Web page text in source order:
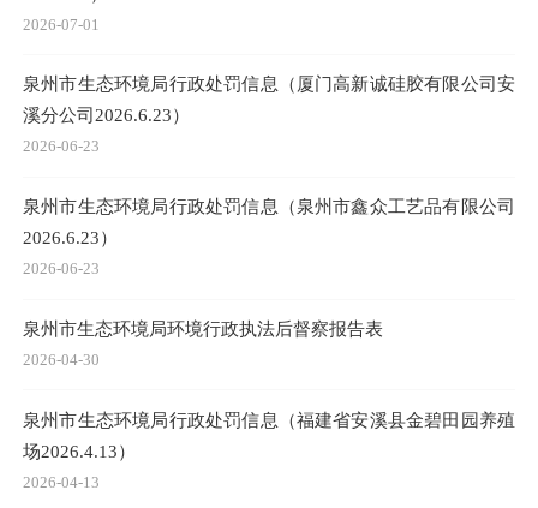
2026-07-01
泉州市生态环境局行政处罚信息（厦门高新诚硅胶有限公司安
溪分公司2026.6.23）
2026-06-23
泉州市生态环境局行政处罚信息（泉州市鑫众工艺品有限公司
2026.6.23）
2026-06-23
泉州市生态环境局环境行政执法后督察报告表
2026-04-30
泉州市生态环境局行政处罚信息（福建省安溪县金碧田园养殖
场2026.4.13）
2026-04-13